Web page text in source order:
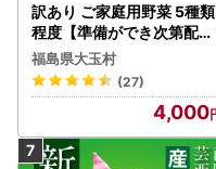
訳あり ご家庭用野菜 5種類
程度【準備ができ次第配送
】
福島県大玉村
(27)
4,000